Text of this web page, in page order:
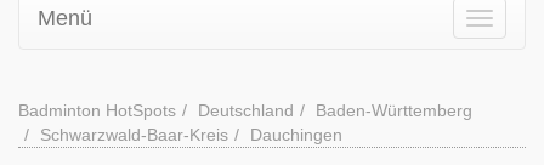
Menü
Badminton HotSpots Deutschland
Baden-Württemberg
Schwarzwald-Baar-Kreis
Dauchingen